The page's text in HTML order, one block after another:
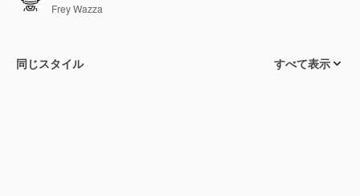
Frey Wazza
同じスタイル すべて表示